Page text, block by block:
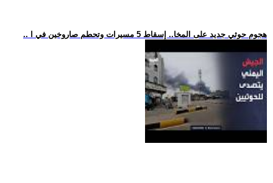
.. هجوم حوثي جديد على المخا.. إسقاط 5 مسيرات وتحطم صاروخين في ا